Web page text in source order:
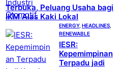
Terbuka, Peluang Usaha bagi
IKM Alas Kaki Lokal
ENERGY, HEADLINES
RENEWABLE
IESR:
Kepemimpinan
Terpadu jadi